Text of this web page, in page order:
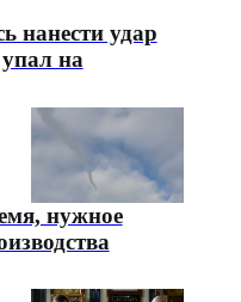
нанести удар
на
нужное